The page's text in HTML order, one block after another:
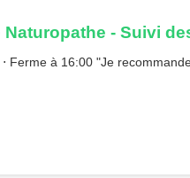
- Suivi
Ferme à 16:00 "Je